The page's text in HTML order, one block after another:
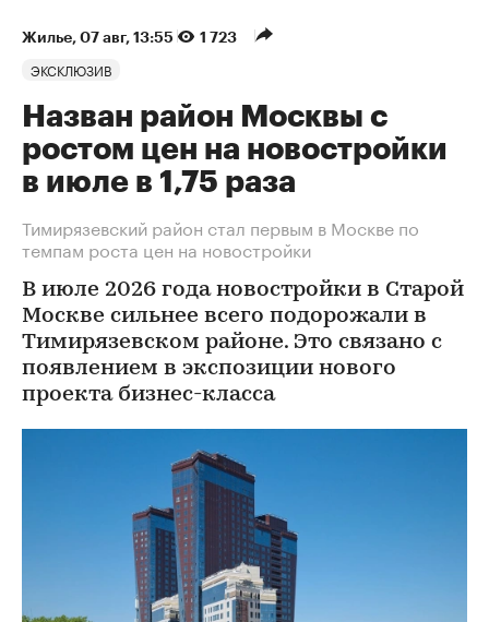
Жилье 07 авг, 13:55 1 723
ЭКСКЛЮЗИВ
Назван район Москвы с
ростом цен на новостройки
в июле в 1,75 раза
Тимирязевский район стал первым в Москве по
темпам роста цен на новостройки
В июле 2026 года новостройки в Старой
Москве сильнее всего подорожали в
Тимирязевском районе. Это связано с
появлением в экспозиции нового
проекта бизнес-класса